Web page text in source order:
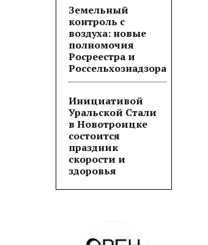
Земельный
контроль с
воздуха: новые
полномочия
Росреестра и
Россельхознадзора
Инициативой
Уральской Стали
в Новотроицке
состоится
праздник
скорости и
здоровья